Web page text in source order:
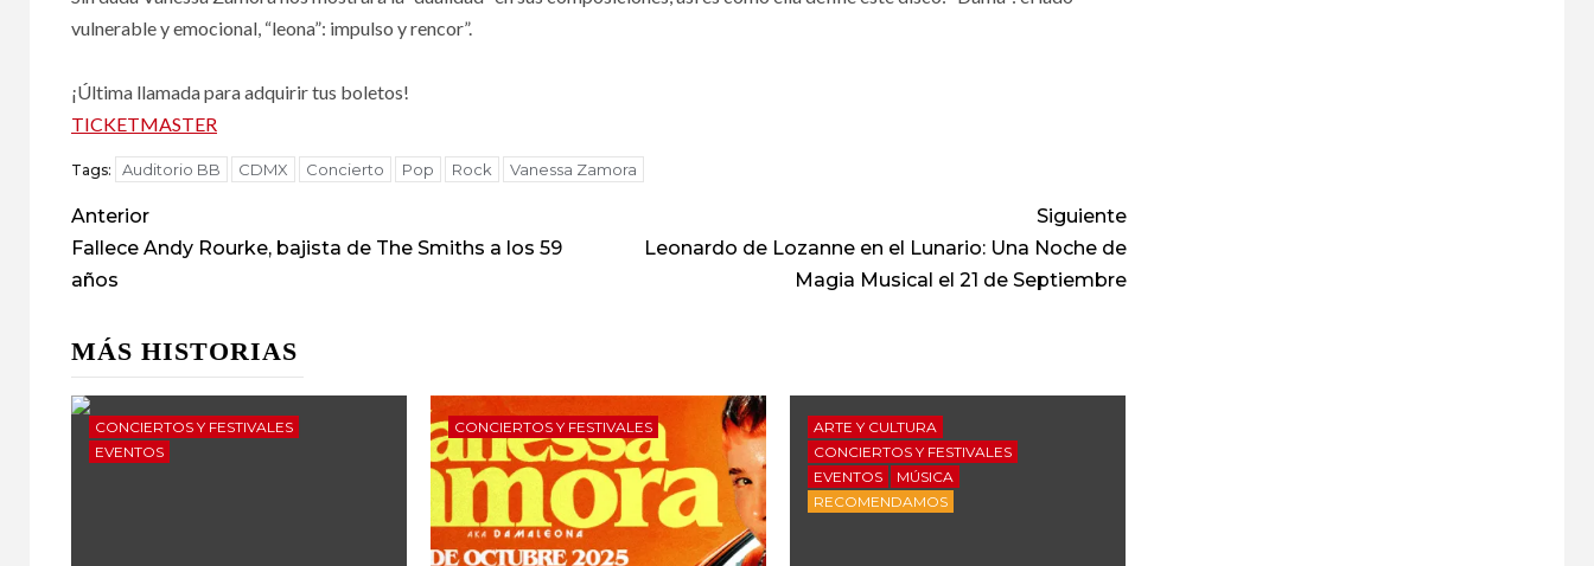
vulnerable y emocional, “leona”: impulso y rencor”.
¡Última llamada para adquirir tus boletos!
TICKETMASTER
Tags: Auditorio BB CDMX Concierto Pop Rock Vanessa Zamora
Anterior
Fallece Andy Rourke, bajista de The Smiths a los 59
años
Siguiente
Leonardo de Lozanne en el Lunario: Una Noche de
Magia Musical el 21 de Septiembre
MÁS HISTORIAS
CONCIERTOS Y FESTIVALES
EVENTOS
CONCIERTOS Y FESTIVALES
ARTE Y CULTURA
CONCIERTOS Y FESTIVALES
EVENTOS
MÚSICA
RECOMENDAMOS